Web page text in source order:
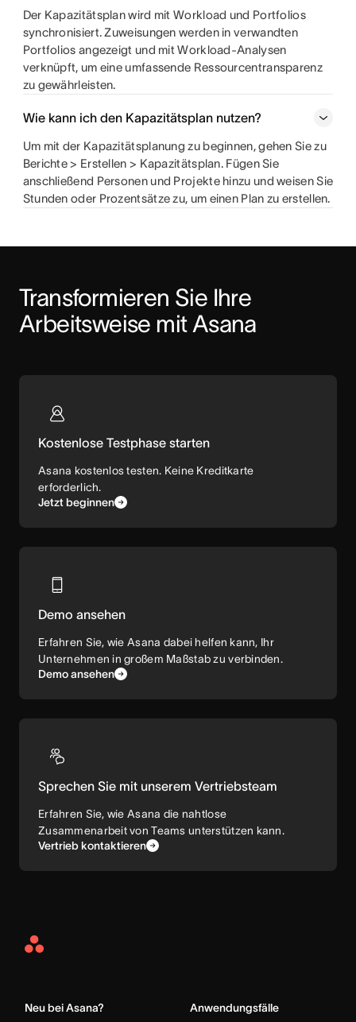
Der Kapazitätsplan wird mit Workload und Portfolios
synchronisiert. Zuweisungen werden in verwandten
Portfolios angezeigt und mit Workload-Analysen
verknüpft, um eine umfassende Ressourcentransparenz
zu gewährleisten.
Wie kann ich den Kapazitätsplan nutzen?
Um mit der Kapazitätsplanung zu beginnen, gehen Sie zu
Berichte > Erstellen > Kapazitätsplan. Fügen Sie
anschließend Personen und Projekte hinzu und weisen Sie
Stunden oder Prozentsätze zu, um einen Plan zu erstellen.
Transformieren Sie Ihre
Arbeitsweise mit Asana
Kostenlose Testphase starten
Asana kostenlos testen. Keine Kreditkarte
erforderlich.
Jetzt beginnen
Demo ansehen
Erfahren Sie, wie Asana dabei helfen kann, Ihr
Unternehmen in großem Maßstab zu verbinden.
Demo ansehen
Sprechen Sie mit unserem Vertriebsteam
Erfahren Sie, wie Asana die nahtlose
Zusammenarbeit von Teams unterstützen kann.
Vertrieb kontaktieren
Asana
Neu bei Asana? Anwendungsfälle